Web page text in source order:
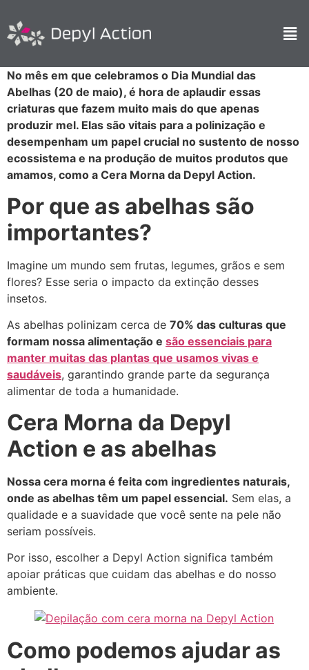
No mês em que celebramos o Dia Mundial das
Abelhas (20 de maio), é hora de aplaudir essas
criaturas que fazem muito mais do que apenas
produzir mel. Elas são vitais para a polinização e
desempenham um papel crucial no sustento de nosso
ecossistema e na produção de muitos produtos que
amamos, como a Cera Morna da Depyl Action.
Por que as abelhas são
importantes?
Imagine um mundo sem frutas, legumes, grãos e sem
flores? Esse seria o impacto da extinção desses
insetos.
As abelhas polinizam cerca de 70% das culturas que
formam nossa alimentação e são essenciais para
manter muitas das plantas que usamos vivas e
saudáveis, garantindo grande parte da segurança
alimentar de toda a humanidade.
Cera Morna da Depyl
Action e as abelhas
Nossa cera morna é feita com ingredientes naturais,
onde as abelhas têm um papel essencial. Sem elas, a
qualidade e a suavidade que você sente na pele não
seriam possíveis.
Por isso, escolher a Depyl Action significa também
apoiar práticas que cuidam das abelhas e do nosso
ambiente.
Como podemos ajudar as